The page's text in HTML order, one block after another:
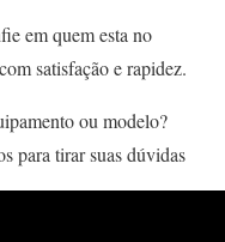
em quem esta no
satisfação e rapidez.
ou modelo?
para tirar suas dúvidas